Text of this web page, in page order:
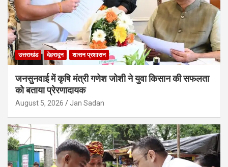
उत्तराखंड देहरादून शासन प्रशासन
जनसुनवाई में कृषि मंत्री गणेश जोशी ने युवा किसान की सफलता
को बताया प्रेरणादायक
August 5, 2026 Jan Sadan